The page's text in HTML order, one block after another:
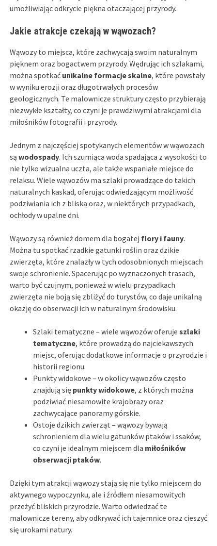
umożliwiając odkrycie piękna otaczającej przyrody.
Jakie atrakcje czekają w wąwozach?
Wąwozy to miejsca, które zachwycają swoim naturalnym
pięknem oraz bogactwem przyrody. Wędrując ich szlakami,
można spotkać unikalne formacje skalne, które powstały
w wyniku erozji oraz długotrwałych procesów
geologicznych. Te malownicze struktury często przybierają
niezwykłe kształty, co czyni je prawdziwymi atrakcjami dla
miłośników fotografii i przyrody.
Jednym z najczęściej spotykanych elementów w wąwozach
są wodospady. Ich szumiąca woda spadająca z wysokości to
nie tylko wizualna uczta, ale także wspaniałe miejsce do
relaksu. Wiele wąwozów ma szlaki prowadzące do takich
naturalnych kaskad, oferując odwiedzającym możliwość
podziwiania ich z bliska oraz, w niektórych przypadkach,
ochłody w upalne dni.
Wąwozy są również domem dla bogatej flory i fauny.
Można tu spotkać rzadkie gatunki roślin oraz dzikie
zwierzęta, które znalazły w tych odosobnionych miejscach
swoje schronienie. Spacerując po wyznaczonych trasach,
warto być czujnym, ponieważ w wielu przypadkach
zwierzęta nie boją się zbliżyć do turystów, co daje unikalną
okazję do obserwacji ich w naturalnym środowisku.
Szlaki tematyczne – wiele wąwozów oferuje szlaki
tematyczne, które prowadzą do najciekawszych
miejsc, oferując dodatkowe informacje o przyrodzie i
historii regionu.
Punkty widokowe – w okolicy wąwozów często
znajdują się punkty widokowe, z których można
podziwiać niesamowite krajobrazy oraz
zachwycające panoramy górskie.
Ostoje dzikich zwierząt – wąwozy bywają
schronieniem dla wielu gatunków ptaków i ssaków,
co czyni je idealnym miejscem dla miłośników
obserwacji ptaków.
Dzięki tym atrakcji wąwozy stają się nie tylko miejscem do
aktywnego wypoczynku, ale i źródłem niesamowitych
przeżyć bliskich przyrodzie. Warto odwiedzać te
malownicze tereny, aby odkrywać ich tajemnice oraz cieszyć
się urokami natury.